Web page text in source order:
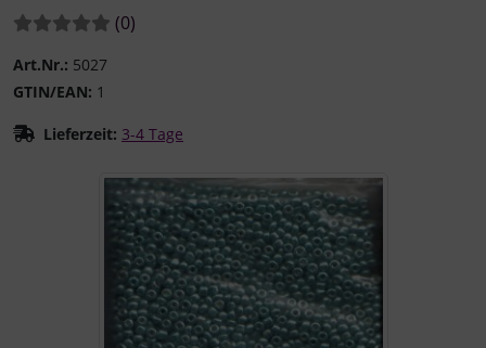
Bewertungen:
(0Bewertungen
)
Art.Nr.: 5027
GTIN/EAN: 1
Lieferzeit: 3-4 Tage
Wenn mehr als ein Produktbild existiert, können Sie die